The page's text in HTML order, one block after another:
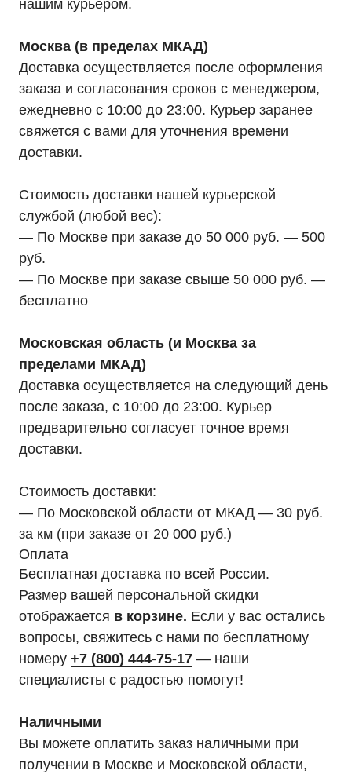
нашим курьером.
Москва (в пределах МКАД)
Доставка осуществляется после оформления
заказа и согласования сроков с менеджером,
ежедневно с 10:00 до 23:00. Курьер заранее
свяжется с вами для уточнения времени
доставки.
Стоимость доставки нашей курьерской
службой (любой вес):
— По Москве при заказе до 50 000 руб. — 500
руб.
— По Москве при заказе свыше 50 000 руб. —
бесплатно
Московская область (и Москва за
пределами МКАД)
Доставка осуществляется на следующий день
после заказа, с 10:00 до 23:00. Курьер
предварительно согласует точное время
доставки.
Стоимость доставки:
— По Московской области от МКАД — 30 руб.
за км (при заказе от 20 000 руб.)
Оплата
Бесплатная доставка по всей России.
Размер вашей персональной скидки
отображается в корзине. Если у вас остались
вопросы, свяжитесь с нами по бесплатному
номеру +7 (800) 444-75-17 — наши
специалисты с радостью помогут!
Наличными
Вы можете оплатить заказ наличными при
получении в Москве и Московской области,
Мы являемся
официальным
дилером «HIDEN"
Оставьте заявку на подбор ИБП
подобрать подходящий вариант
Оставить заявку